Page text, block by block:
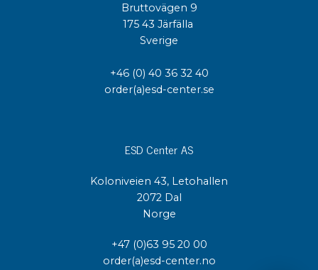
Bruttovägen 9
175 43 Järfälla
Sverige
+46 (0) 40 36 32 40
order(a)esd-center.se
ESD Center AS
Koloniveien 43, Letohallen
2072 Dal
Norge
+47 (0)63 95 20 00
order(a)esd-center.no